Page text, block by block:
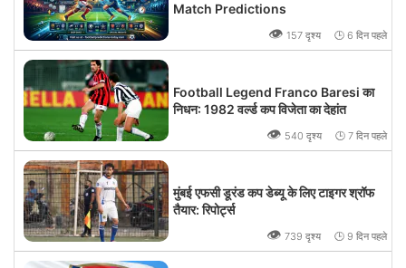
Match Predictions
👁 157 दृश्य 🕒 6 दिन पहले
Football Legend Franco Baresi का
निधन: 1982 वर्ल्ड कप विजेता का देहांत
👁 540 दृश्य 🕒 7 दिन पहले
मुंबई एफसी डूरंड कप डेब्यू के लिए टाइगर श्रॉफ
तैयार: रिपोर्ट्स
👁 739 दृश्य 🕒 9 दिन पहले